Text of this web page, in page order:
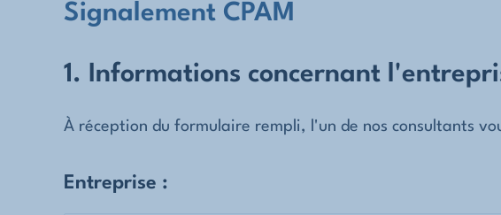
Signalement CPAM
1. Informations concernant
À réception du formulaire rempli, l'un de nos consultants
Entreprise :